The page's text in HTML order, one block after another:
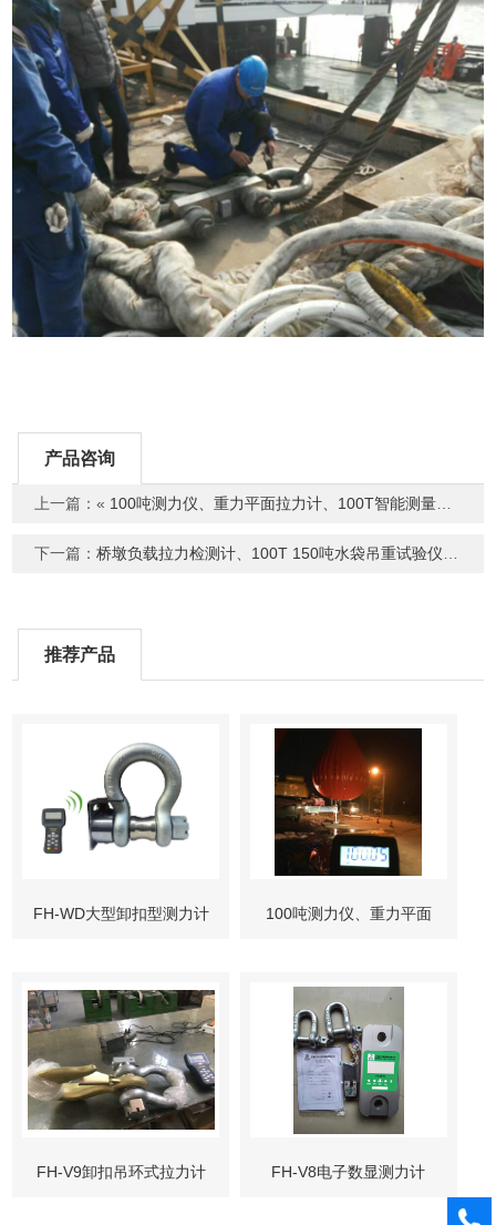
产品咨询
上一篇：« 100吨测力仪、重力平面拉力计、100T智能测量仪表​
下一篇：桥墩负载拉力检测计、100T 150吨水袋吊重试验仪器
推荐产品
FH-WD​大型卸扣型测力计
仪​
100吨测力仪、重力平面
表​
FH-V9​​卸扣吊环式拉力计 FH-V8电子数显测力计